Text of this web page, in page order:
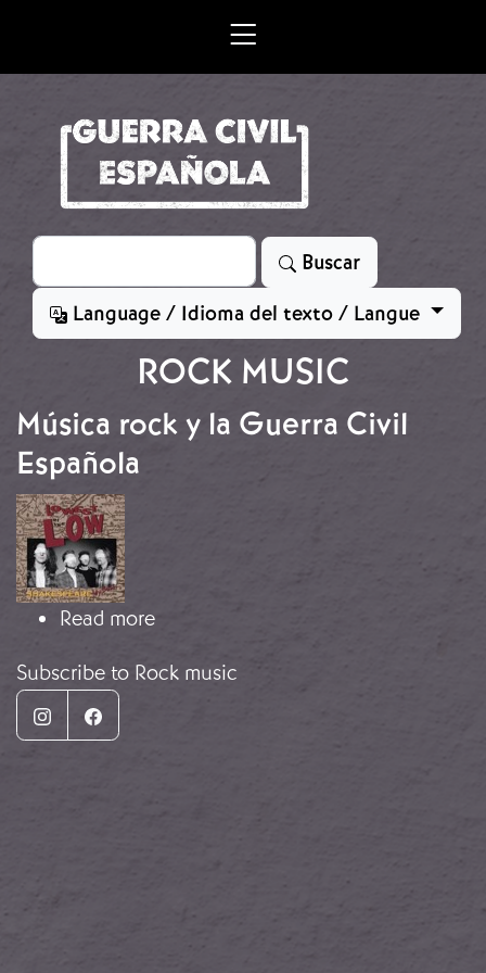
Search
Buscar
Language / Idioma del texto / Langue
ROCK MUSIC
Música rock y la Guerra Civil
Española
Image
Read moreabout Música rock y la Guerra Civil
Subscribe to Rock music
InstagramFacebook